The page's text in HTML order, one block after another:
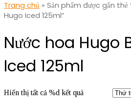
Trang chủ » Sản phẩm được gắn
Hugo Iced 125ml”
Nước hoa Hugo
Iced 125ml
Hiển thị tất cả %d kết quả